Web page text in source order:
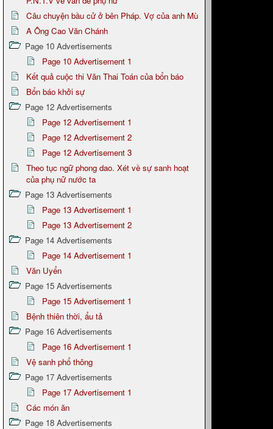
Câu chuyện bầu cử ở bên Pháp. Vợ của anh Mù
A Ông Cao Văn Chánh
Page 10 Advertisements
Page 10 Advertisement 1
Kết quả cuộc thi Văn Thai Toán của bổn báo
Bổn báo khởi sự
Page 12 Advertisements
Page 12 Advertisement 1
Page 12 Advertisement 2
Page 12 Advertisement 3
Theo tục ngữ phong dao. Xét về sự sanh hoạt
của phụ nữ nước ta
Page 13 Advertisements
Page 13 Advertisement 1
Page 13 Advertisement 2
Page 14 Advertisements
Page 14 Advertisement 1
Văn Uyển
Page 15 Advertisements
Page 15 Advertisement 1
Bệnh thiên thời, ẩu tả
Page 16 Advertisements
Page 16 Advertisement 1
Vệ sanh phổ thông
Page 17 Advertisements
Page 17 Advertisement 1
Các món ăn
Page 18 Advertisements